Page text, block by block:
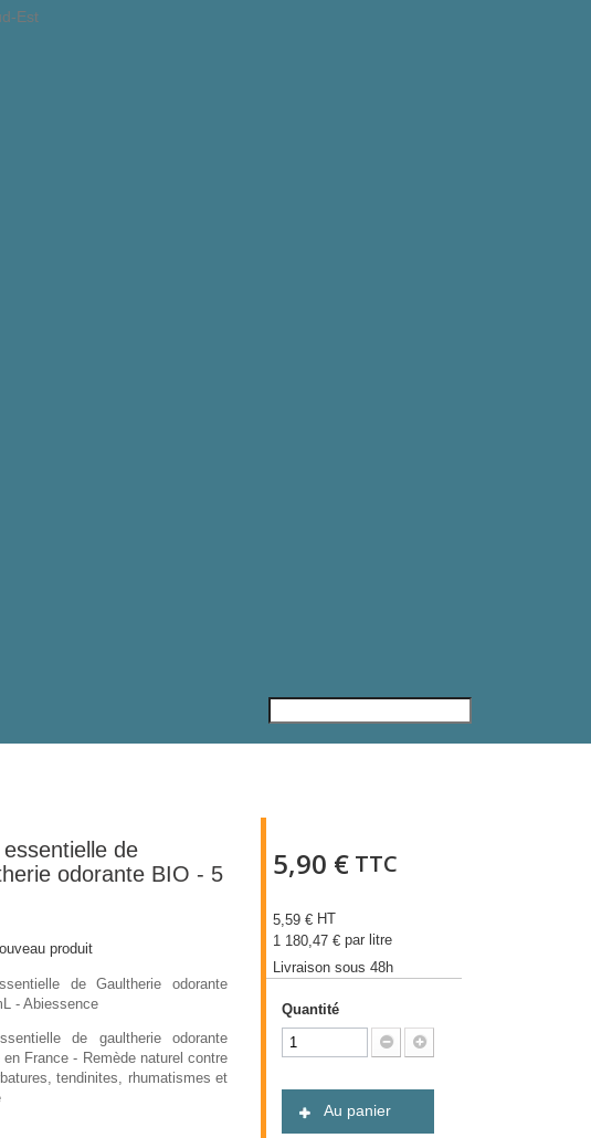
Est
essentielle de
odorante BIO - 5
produit
de Gaultherie odorante
- Abiessence
de gaultherie odorante
en France - Remède naturel contre
tendinites, rhumatismes et
5,90 € TTC
5,59 € HT
1 180,47 € par litre
Livraison sous 48h
Quantité
Au panier